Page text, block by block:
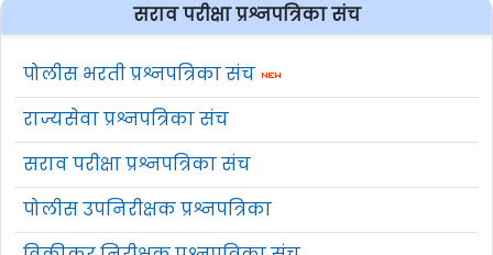
सराव परीक्षा प्रश्नपत्रिका संच
पोलीस भरती प्रश्नपत्रिका संच
राज्यसेवा प्रश्नपत्रिका संच
सराव परीक्षा प्रश्नपत्रिका संच
पोलीस उपनिरीक्षक प्रश्नपत्रिका